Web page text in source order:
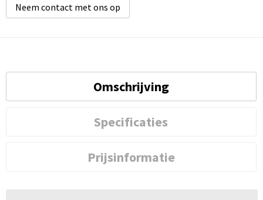
Neem contact met ons op
Omschrijving
Specificaties
Prijsinformatie